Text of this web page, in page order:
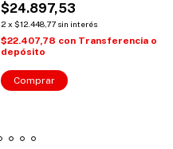
$24.897,53
2 x $12.448,77 sin interés
$22.407,78 con Transferencia o
depósito
Comprar